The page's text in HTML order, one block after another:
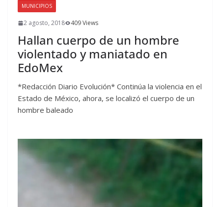
MUNICIPIOS
2 agosto, 2018 409 Views
Hallan cuerpo de un hombre
violentado y maniatado en
EdoMex
*Redacción Diario Evolución* Continúa la violencia en el
Estado de México, ahora, se localizó el cuerpo de un
hombre baleado